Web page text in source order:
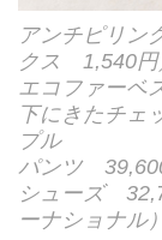
アンチピリン
クス 1,540円
エコファーベ
下にきたチェ
プル
パンツ
シューズ
ーナショナル）